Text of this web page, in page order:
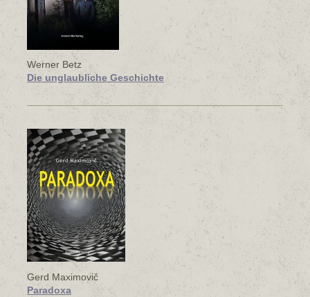
Werner Betz
Die unglaubliche Geschichte
Gerd Maximovič
Paradoxa